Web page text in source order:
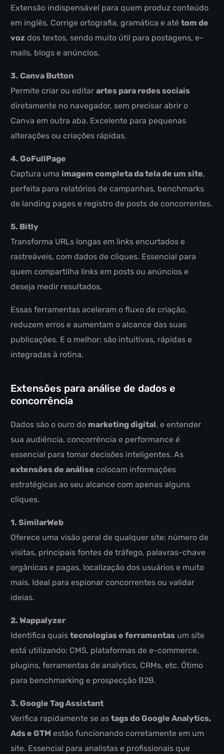
Extensão indispensável para quem produz conteúdo
em inglês. Corrige ortografia, gramática e atétom de
voz dos textos, sendo muito útil para postagens, e-
mails, blogs e anúncios.
3. Canva Button
Permite criar ou editarartes para redes sociais
diretamente no navegador, sem precisar abrir o
Canva em outra aba. Excelente para pequenas
alterações ou criações rápidas.
4. GoFullPage
Captura uma imagem completa da tela de um site,
perfeita para relatórios de campanhas, benchmarks
de landing pages e registro de posts de concorrentes.
5. Bitly
Transforma URLs longas em links encurtados e
rastreáveis, com dados de cliques. Essencial para
quem compartilha links em posts ou anúncios e
deseja medir resultados.
Essas ferramentas aceleram o fluxo de criação,
reduzem erros e aumentam o alcance das suas
publicações. E o melhor: são intuitivas, rápidas e
integradas à rotina.
Extensões para análise de dados e
concorrência
Dados são o ouro do marketing digital, e entender
sua audiência, concorrência e performance é
essencial para tomar decisões inteligentes. As
extensões de análise colocam informações
estratégicas ao seu alcance com apenas alguns
cliques.
1. SimilarWeb
Oferece uma visão geral de qualquer site: número de
visitas, principais fontes de tráfego, palavras-chave
orgânicas e pagas, localização dos usuários e muito
mais. Ideal para espionar concorrentes ou validar
ideias.
2. Wappalyzer
Identifica quaistecnologias e ferramentas um site
está utilizando: CMS, plataformas de e-commerce,
plugins, ferramentas de analytics, CRMs, etc. Ótimo
para benchmarking e prospecção B2B.
3. Google Tag Assistant
Verifica rapidamente se astags do Google Analytics,
Ads e GTM estão funcionando corretamente em um
site. Essencial para analistas e profissionais que